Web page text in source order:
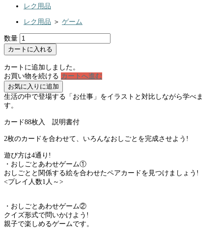
レク用品
レク用品 ＞ ゲーム
数量
カートに入れる
カートに追加しました。
お買い物を続ける カートへ進む
お気に入りに追加
生活の中で登場する「お仕事」をイラストと対比しながら学べま
す。
カード88枚入 説明書付
2枚のカードを合わせて、いろんなおしごとを完成させよう!
遊び方は4通り!
・おしごとあわせゲーム①
おしごとと関係する絵を合わせたペアカードを見つけましょう!
<プレイ人数1人～>
・おしごとあわせゲーム②
クイズ形式で問いかけよう!
親子で楽しめるゲームです。